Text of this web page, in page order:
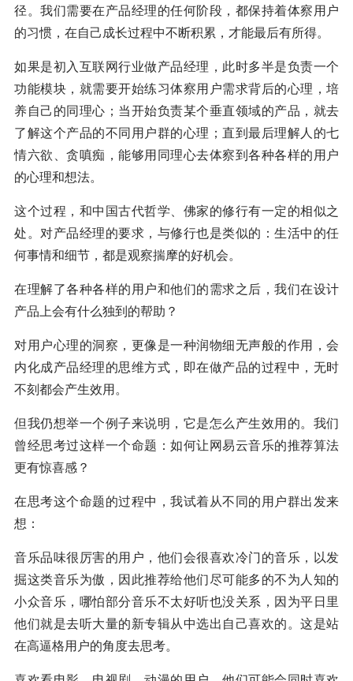
径。我们需要在产品经理的任何阶段，都保持着体察用户
的习惯，在自己成长过程中不断积累，才能最后有所得。
如果是初入互联网行业做产品经理，此时多半是负责一个
功能模块，就需要开始练习体察用户需求背后的心理，培
养自己的同理心；当开始负责某个垂直领域的产品，就去
了解这个产品的不同用户群的心理；直到最后理解人的七
情六欲、贪嗔痴，能够用同理心去体察到各种各样的用户
的心理和想法。
这个过程，和中国古代哲学、佛家的修行有一定的相似之
处。对产品经理的要求，与修行也是类似的：生活中的任
何事情和细节，都是观察揣摩的好机会。
在理解了各种各样的用户和他们的需求之后，我们在设计
产品上会有什么独到的帮助？
对用户心理的洞察，更像是一种润物细无声般的作用，会
内化成产品经理的思维方式，即在做产品的过程中，无时
不刻都会产生效用。
但我仍想举一个例子来说明，它是怎么产生效用的。我们
曾经思考过这样一个命题：如何让网易云音乐的推荐算法
更有惊喜感？
在思考这个命题的过程中，我试着从不同的用户群出发来
想：
音乐品味很厉害的用户，他们会很喜欢冷门的音乐，以发
掘这类音乐为傲，因此推荐给他们尽可能多的不为人知的
小众音乐，哪怕部分音乐不太好听也没关系，因为平日里
他们就是去听大量的新专辑从中选出自己喜欢的。这是站
在高逼格用户的角度去思考。